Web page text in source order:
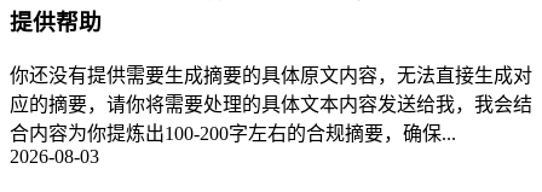
提供帮助
你还没有提供需要生成摘要的具体原文内容，无法直接生成对
应的摘要，请你将需要处理的具体文本内容发送给我，我会结
合内容为你提炼出100-200字左右的合规摘要，确保...
2026-08-03